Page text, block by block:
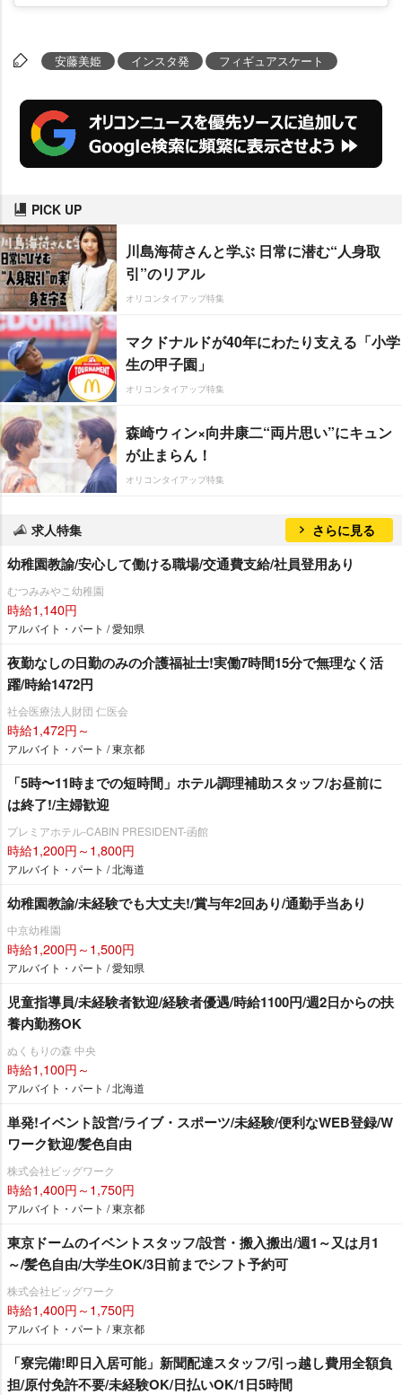
安藤美姫 インスタ発 フィギュアスケート
PICK UP
川島海荷さんと学ぶ 日常に潜む“人身取
引”のリアル
オリコンタイアップ特集
マクドナルドが40年にわたり支える「小学
生の甲子園」
オリコンタイアップ特集
森崎ウィン×向井康二“両片思い”にキュン
が止まらん！
オリコンタイアップ特集
求人特集 さらに見る
幼稚園教諭/安心して働ける職場/交通費支給/社員登用あり
むつみみやこ幼稚園
時給1,140円
アルバイト・パート / 愛知県
夜勤なしの日勤のみの介護福祉士!実働7時間15分で無理なく活
躍/時給1472円
社会医療法人財団 仁医会
時給1,472円～
アルバイト・パート / 東京都
「5時〜11時までの短時間」ホテル調理補助スタッフ/お昼前に
は終了!/主婦歓迎
プレミアホテル-CABIN PRESIDENT-函館
時給1,200円～1,800円
アルバイト・パート / 北海道
幼稚園教諭/未経験でも大丈夫!/賞与年2回あり/通勤手当あり
中京幼稚園
時給1,200円～1,500円
アルバイト・パート / 愛知県
児童指導員/未経験者歓迎/経験者優遇/時給1100円/週2日からの扶
養内勤務OK
ぬくもりの森 中央
時給1,100円～
アルバイト・パート / 北海道
単発!イベント設営/ライブ・スポーツ/未経験/便利なWEB登録/W
ワーク歓迎/髪色自由
株式会社ビッグワーク
時給1,400円～1,750円
アルバイト・パート / 東京都
東京ドームのイベントスタッフ/設営・搬入搬出/週1～又は月1
～/髪色自由/大学生OK/3日前までシフト予約可
株式会社ビッグワーク
時給1,400円～1,750円
アルバイト・パート / 東京都
「寮完備!即日入居可能」新聞配達スタッフ/引っ越し費用全額負
担/原付免許不要/未経験OK/日払いOK/1日5時間